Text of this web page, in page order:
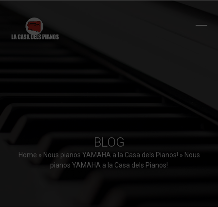
BLOG
Home » Nous pianos YAMAHA a la Casa dels Pianos! » Nous
pianos YAMAHA a la Casa dels Pianos!